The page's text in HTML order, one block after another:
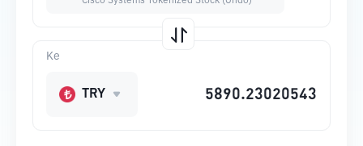
Ke
TRY